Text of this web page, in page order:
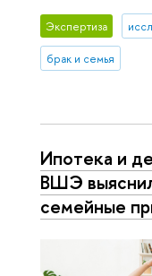
Экспертиза
брак и семья
Ипотека и
ВШЭ
семейные